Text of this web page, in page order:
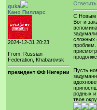
guka
Кано Пилларс
2024-12-31 20:23
From: Russian
Federation, Khabarovsk
президент ФФ Нигерии
Ответить
С Новым
Вот и
сложных
проблем.
Пусть
родных и
твое